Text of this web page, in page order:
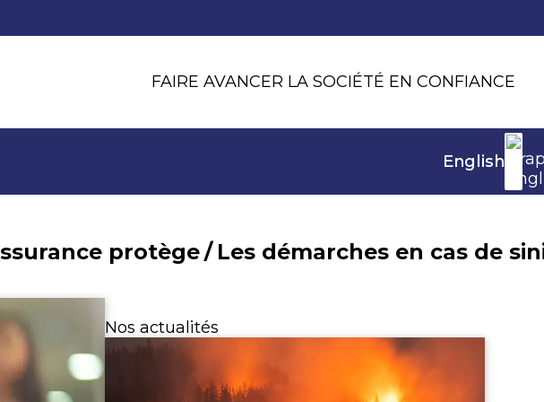
FAIRE AVANCER LA SOCIÉTÉ EN CONFIANCE
English
protège/ Les démarches en cas de
Nos actualités